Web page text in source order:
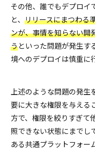
その他、誰でもデプロイ
と、リリースにまつわる
ンが、事情を知らない開
うといった問題が発生す
境へのデプロイは慎重に
上述のような問題の発
要に大きな権限を与える
方で、権限を絞りすぎて
照できない状態にまで
ある共通プラットフォー